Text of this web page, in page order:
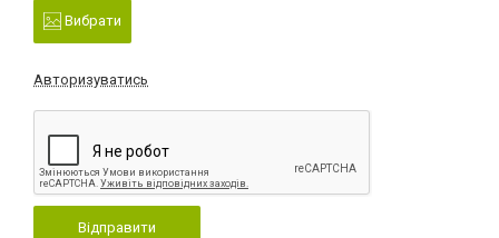
Вибрати
Авторизуватись
Відправити